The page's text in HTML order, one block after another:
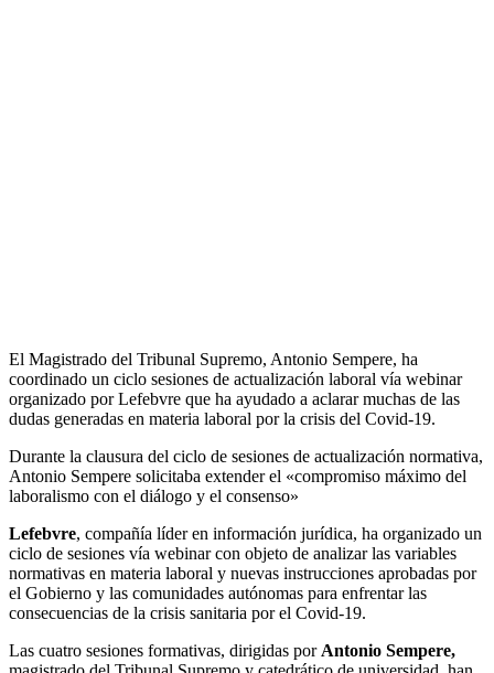
El Magistrado del Tribunal Supremo, Antonio Sempere, ha
coordinado un ciclo sesiones de actualización laboral vía webinar
organizado por Lefebvre que ha ayudado a aclarar muchas de las
dudas generadas en materia laboral por la crisis del Covid-19.
Durante la clausura del ciclo de sesiones de actualización normativa,
Antonio Sempere solicitaba extender el «compromiso máximo del
laboralismo con el diálogo y el consenso»
Lefebvre, compañía líder en información jurídica, ha organizado un
ciclo de sesiones vía webinar con objeto de analizar las variables
normativas en materia laboral y nuevas instrucciones aprobadas por
el Gobierno y las comunidades autónomas para enfrentar las
consecuencias de la crisis sanitaria por el Covid-19.
Las cuatro sesiones formativas, dirigidas por Antonio Sempere,